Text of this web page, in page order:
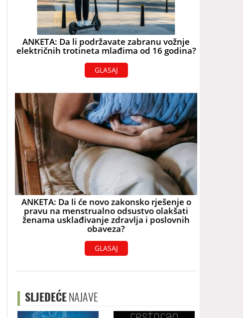
ANKETA: Da li podržavate zabranu vožnje
električnih trotineta mlađima od 16 godina?
GLASAJ
ANKETA: Da li će novo zakonsko rješenje o
pravu na menstrualno odsustvo olakšati
ženama usklađivanje zdravlja i poslovnih
obaveza?
GLASAJ
SLJEDEĆENAJAVE